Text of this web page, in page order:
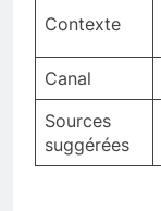
Contexte
Canal
Sources
suggérées